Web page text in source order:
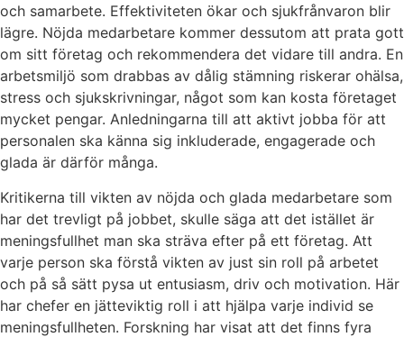
och samarbete. Effektiviteten ökar och sjukfrånvaron blir
lägre. Nöjda medarbetare kommer dessutom att prata gott
om sitt företag och rekommendera det vidare till andra. En
arbetsmiljö som drabbas av dålig stämning riskerar ohälsa,
stress och sjukskrivningar, något som kan kosta företaget
mycket pengar. Anledningarna till att aktivt jobba för att
personalen ska känna sig inkluderade, engagerade och
glada är därför många.
Kritikerna till vikten av nöjda och glada medarbetare som
har det trevligt på jobbet, skulle säga att det istället är
meningsfullhet man ska sträva efter på ett företag. Att
varje person ska förstå vikten av just sin roll på arbetet
och på så sätt pysa ut entusiasm, driv och motivation. Här
har chefer en jätteviktig roll i att hjälpa varje individ se
meningsfullheten. Forskning har visat att det finns fyra